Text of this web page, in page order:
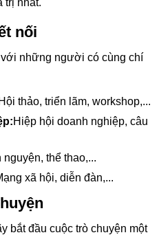
trị nhất.
nối
những người có cùng chí
Hội thảo, triển lãm, workshop,...
Hiệp hội doanh nghiệp, câu
nguyện, thể thao,...
xã hội, diễn đàn,...
bắt đầu cuộc trò chuyện một